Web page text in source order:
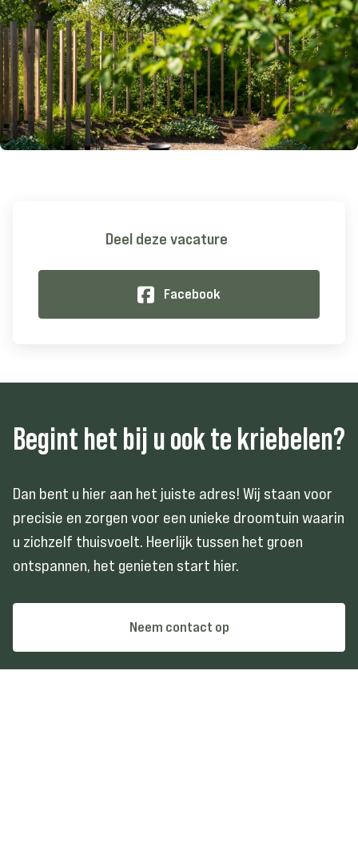
Deel deze vacature
Facebook
Begint het bij u ook te kriebelen?
Dan bent u hier aan het juiste adres! Wij staan voor
precisie en zorgen voor een unieke droomtuin waarin
u zichzelf thuisvoelt. Heerlijk tussen het groen
ontspannen, het genieten start hier.
Neem contact op